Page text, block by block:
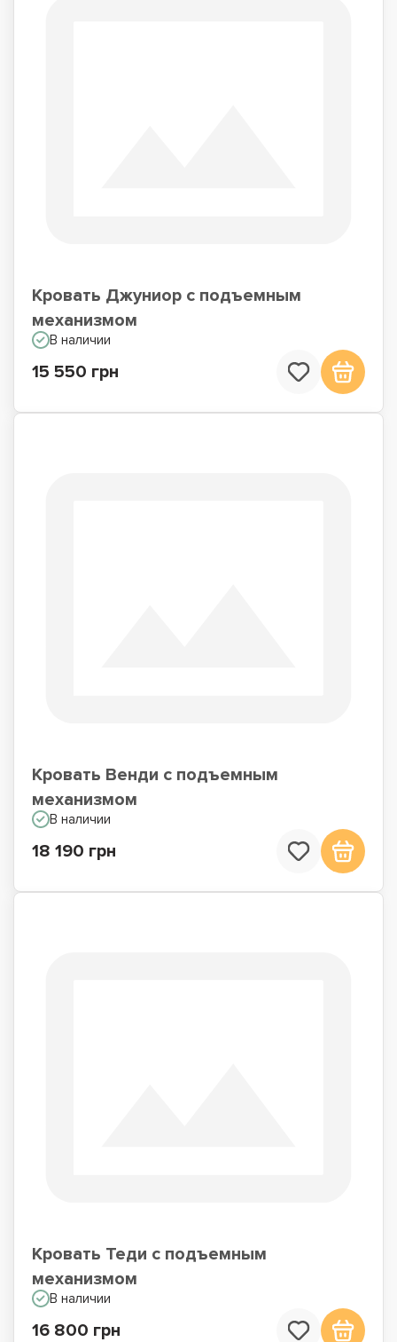
Кровать Джуниор с подъемным
механизмом
В наличии
15 550 грн
Кровать Венди с подъемным
механизмом
В наличии
18 190 грн
Кровать Теди с подъемным
механизмом
В наличии
16 800 грн